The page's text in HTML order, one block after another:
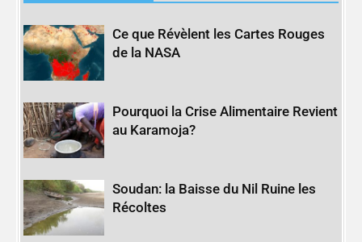
Ce que Révèlent les Cartes Rouges
de la NASA
Pourquoi la Crise Alimentaire Revient
au Karamoja?
Soudan: la Baisse du Nil Ruine les
Récoltes